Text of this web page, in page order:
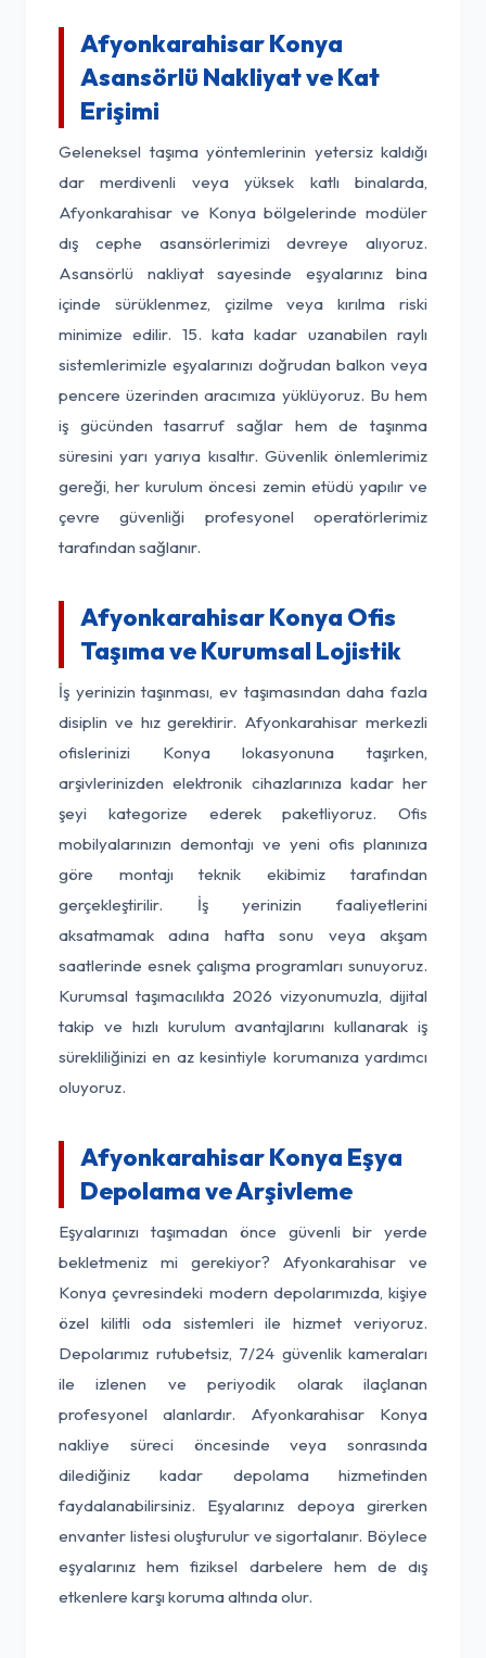
Afyonkarahisar Konya
Asansörlü Nakliyat ve Kat
Erişimi
Geleneksel taşıma yöntemlerinin yetersiz kaldığı
dar merdivenli veya yüksek katlı binalarda,
Afyonkarahisar ve Konya bölgelerinde modüler
dış cephe asansörlerimizi devreye alıyoruz.
Asansörlü nakliyat sayesinde eşyalarınız bina
içinde sürüklenmez, çizilme veya kırılma riski
minimize edilir. 15. kata kadar uzanabilen raylı
sistemlerimizle eşyalarınızı doğrudan balkon veya
pencere üzerinden aracımıza yüklüyoruz. Bu hem
iş gücünden tasarruf sağlar hem de taşınma
süresini yarı yarıya kısaltır. Güvenlik önlemlerimiz
gereği, her kurulum öncesi zemin etüdü yapılır ve
çevre güvenliği profesyonel operatörlerimiz
tarafından sağlanır.
Afyonkarahisar Konya Ofis
Taşıma ve Kurumsal Lojistik
İş yerinizin taşınması, ev taşımasından daha fazla
disiplin ve hız gerektirir. Afyonkarahisar merkezli
ofislerinizi Konya lokasyonuna taşırken,
arşivlerinizden elektronik cihazlarınıza kadar her
şeyi kategorize ederek paketliyoruz. Ofis
mobilyalarınızın demontajı ve yeni ofis planınıza
göre montajı teknik ekibimiz tarafından
gerçekleştirilir. İş yerinizin faaliyetlerini
aksatmamak adına hafta sonu veya akşam
saatlerinde esnek çalışma programları sunuyoruz.
Kurumsal taşımacılıkta 2026 vizyonumuzla, dijital
takip ve hızlı kurulum avantajlarını kullanarak iş
sürekliliğinizi en az kesintiyle korumanıza yardımcı
oluyoruz.
Afyonkarahisar Konya Eşya
Depolama ve Arşivleme
Eşyalarınızı taşımadan önce güvenli bir yerde
bekletmeniz mi gerekiyor? Afyonkarahisar ve
Konya çevresindeki modern depolarımızda, kişiye
özel kilitli oda sistemleri ile hizmet veriyoruz.
Depolarımız rutubetsiz, 7/24 güvenlik kameraları
ile izlenen ve periyodik olarak ilaçlanan
profesyonel alanlardır. Afyonkarahisar Konya
nakliye süreci öncesinde veya sonrasında
dilediğiniz kadar depolama hizmetinden
faydalanabilirsiniz. Eşyalarınız depoya girerken
envanter listesi oluşturulur ve sigortalanır. Böylece
eşyalarınız hem fiziksel darbelere hem de dış
etkenlere karşı koruma altında olur.